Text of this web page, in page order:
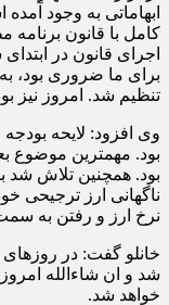
ابهاماتی به وجود
کامل با قانون
برای ما ضروری بود،
تنظیم شد. امروز نیز
وی افزود: لایحه
بود. مهمترین موضوع
بود. همچنین تلاش شد
ناگهانی ارز
نرخ ارز و رفتن به
خانلو گفت: در روزهای
شد و ان شاءالله
خواهد شد.